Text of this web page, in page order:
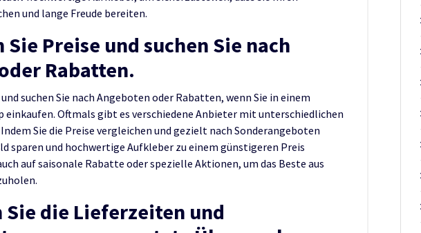
und lange Freude bereiten.
Preise und suchen Sie nach
Rabatten.
suchen Sie nach Angeboten oder Rabatten, wenn Sie in einem
einkaufen. Oftmals gibt es verschiedene Anbieter mit unterschiedlichen
Sie die Preise vergleichen und gezielt nach Sonderangeboten
sparen und hochwertige Aufkleber zu einem günstigeren Preis
auf saisonale Rabatte oder spezielle Aktionen, um das Beste aus
die Lieferzeiten und